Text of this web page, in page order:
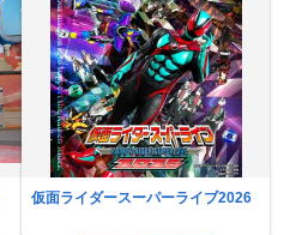
仮面ライダースーパーライブ2026